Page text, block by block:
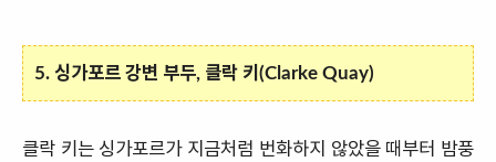
5. 싱가포르 강변 부두, 클락 키(Clarke Quay)
클락 키는 싱가포르가 지금처럼 번화하지 않았을 때부터 밤풍